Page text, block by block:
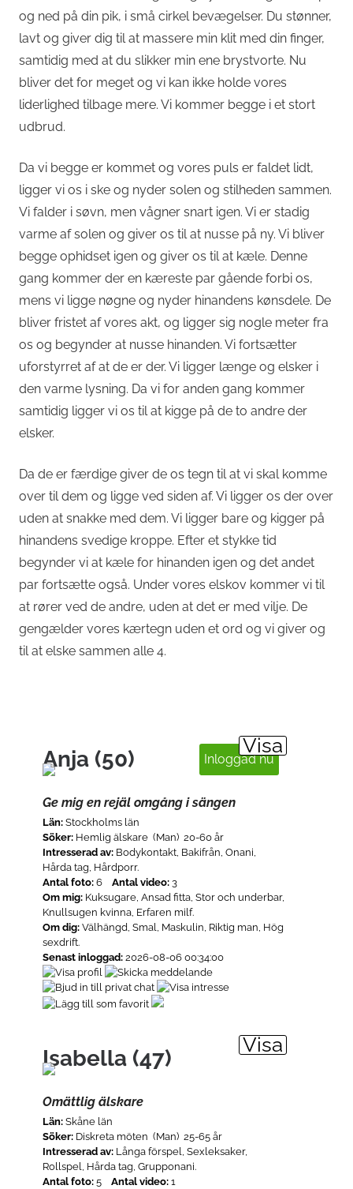
og ned på din pik, i små cirkel bevægelser. Du stønner,
lavt og giver dig til at massere min klit med din finger,
samtidig med at du slikker min ene brystvorte. Nu
bliver det for meget og vi kan ikke holde vores
liderlighed tilbage mere. Vi kommer begge i et stort
udbrud.
Da vi begge er kommet og vores puls er faldet lidt,
ligger vi os i ske og nyder solen og stilheden sammen.
Vi falder i søvn, men vågner snart igen. Vi er stadig
varme af solen og giver os til at nusse på ny. Vi bliver
begge ophidset igen og giver os til at kæle. Denne
gang kommer der en kæreste par gående forbi os,
mens vi ligge nøgne og nyder hinandens kønsdele. De
bliver fristet af vores akt, og ligger sig nogle meter fra
os og begynder at nusse hinanden. Vi fortsætter
uforstyrret af at de er der. Vi ligger længe og elsker i
den varme lysning. Da vi for anden gang kommer
samtidig ligger vi os til at kigge på de to andre der
elsker.
Da de er færdige giver de os tegn til at vi skal komme
over til dem og ligge ved siden af. Vi ligger os der over
uden at snakke med dem. Vi ligger bare og kigger på
hinandens svedige kroppe. Efter et stykke tid
begynder vi at kæle for hinanden igen og det andet
par fortsætte også. Under vores elskov kommer vi til
at rører ved de andre, uden at det er med vilje. De
gengælder vores kærtegn uden et ord og vi giver og
til at elske sammen alle 4.
Anja (50) Inloggad nu
Visa
Ge mig en rejäl omgång i sängen
Län: Stockholms län
Söker: Hemlig älskare (Man) 20-60 år
Intresserad av: Bodykontakt, Bakifrån, Onani,
Hårda tag, Hårdporr.
Antal foto: 6 Antal video: 3
Om mig: Kuksugare, Ansad fitta, Stor och underbar,
Knullsugen kvinna, Erfaren milf.
Om dig: Välhängd, Smal, Maskulin, Riktig man, Hög
sexdrift.
Senast inloggad: 2026-08-06 00:34:00
Isabella (47)
Visa
Omättlig älskare
Län: Skåne län
Söker: Diskreta möten (Man) 25-65 år
Intresserad av: Långa förspel, Sexleksaker,
Rollspel, Hårda tag, Grupponani.
Antal foto: 5 Antal video: 1